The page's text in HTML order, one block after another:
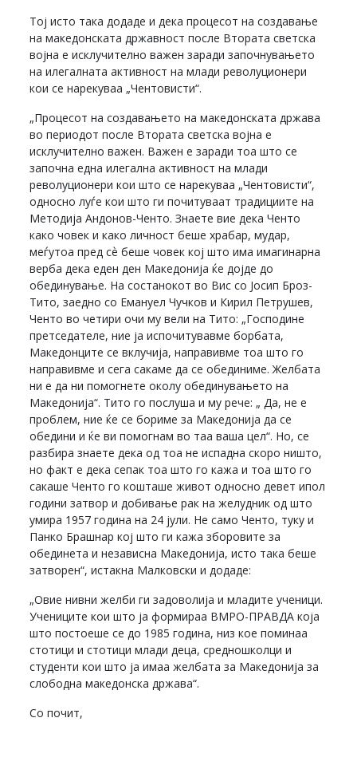
Тој исто така додаде и дека процесот на создавање
на македонската државност после Втората светска
војна е исклучително важен заради започнувањето
на илегалната активност на млади револуционери
кои се нарекуваа „Чентовисти“.
„Процесот на создавањето на македонската држава
во периодот после Втората светска војна е
исклучително важен. Важен е заради тоа што се
започна една илегална активност на млади
револуционери кои што се нарекуваа „Чентовисти“,
односно луѓе кои што ги почитуваат традициите на
Методија Андонов-Ченто. Знаете вие дека Ченто
како човек и како личност беше храбар, мудар,
меѓутоа пред сѐ беше човек кој што има имагинарна
верба дека еден ден Македонија ќе дојде до
обединување. На состанокот во Вис со Јосип Броз-
Тито, заедно со Емануел Чучков и Кирил Петрушев,
Ченто во четири очи му вели на Тито: „Господине
претседателе, ние ја испочитувавме борбата,
Македонците се вклучија, направивме тоа што го
направивме и сега сакаме да се обединиме. Желбата
ни е да ни помогнете околу обединувањето на
Македонија“. Тито го послуша и му рече: „ Да, не е
проблем, ние ќе се бориме за Македонија да се
обедини и ќе ви помогнам во таа ваша цел“. Но, се
разбира знаете дека од тоа не испадна скоро ништо,
но факт е дека сепак тоа што го кажа и тоа што го
сакаше Ченто го кошташе живот односно девет ипол
години затвор и добивање рак на желудник од што
умира 1957 година на 24 јули. Не само Ченто, туку и
Панко Брашнар кој што ги кажа зборовите за
обединета и независна Македонија, исто така беше
затворен“, истакна Малковски и додаде:
„Овие нивни желби ги задоволија и младите ученици.
Учениците кои што ја формираа ВМРО-ПРАВДА која
што постоеше се до 1985 година, низ кое поминаа
стотици и стотици млади деца, средношколци и
студенти кои што ја имаа желбата за Македонија за
слободна македонска држава“.
Со почит,